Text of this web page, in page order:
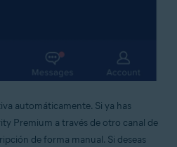
automáticamente. Si ya has
Premium a través de otro canal de
de forma manual. Si deseas